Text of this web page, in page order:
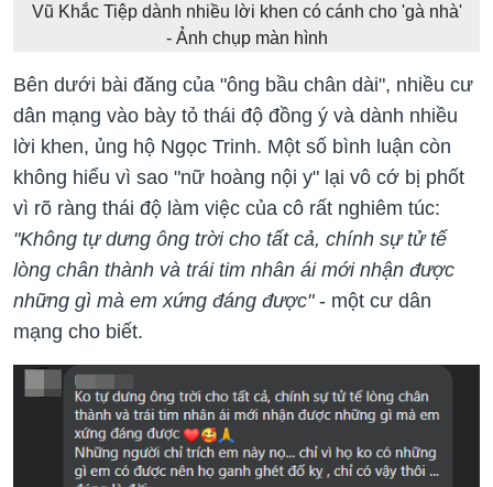
Vũ Khắc Tiệp dành nhiều lời khen có cánh cho 'gà nhà'
- Ảnh chụp màn hình
Bên dưới bài đăng của "ông bầu chân dài", nhiều cư
dân mạng vào bày tỏ thái độ đồng ý và dành nhiều
lời khen, ủng hộ Ngọc Trinh. Một số bình luận còn
không hiểu vì sao "nữ hoàng nội y" lại vô cớ bị phốt
vì rõ ràng thái độ làm việc của cô rất nghiêm túc:
"Không tự dưng ông trời cho tất cả, chính sự tử tế
lòng chân thành và trái tim nhân ái mới nhận được
những gì mà em xứng đáng được"- một cư dân
mạng cho biết.